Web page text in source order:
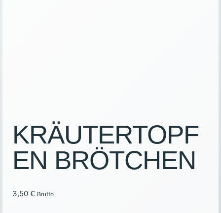
KRÄUTERTOPF
EN BRÖTCHEN
3,50 € Brutto